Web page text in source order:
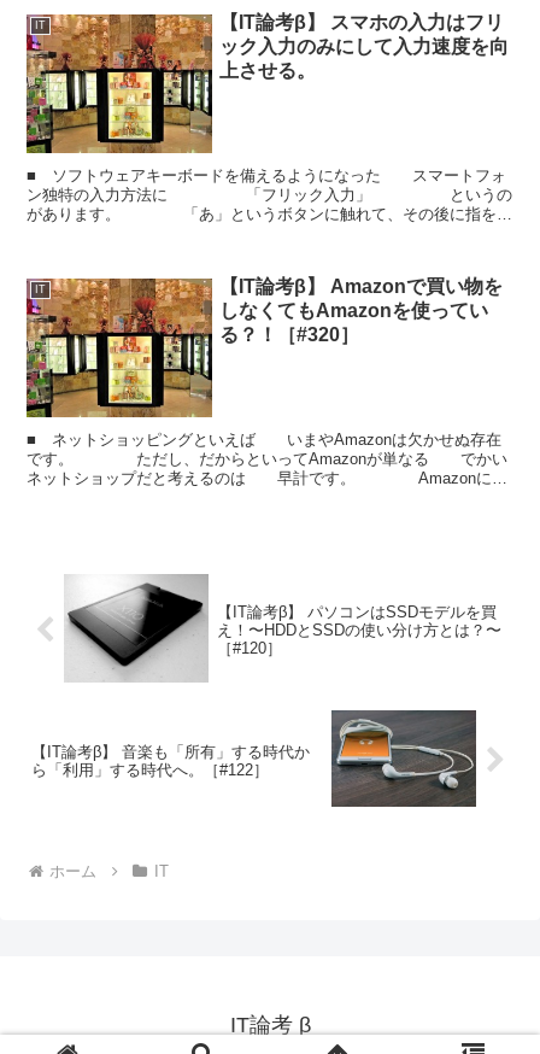
IT
【IT論考β】 スマホの入力はフリ
ック入力のみにして入力速度を向
上させる。
■ ソフトウェアキーボードを備えるようになった スマートフォ
ン独特の入力方法に 「フリック入力」 というの
があります。 「あ」というボタンに触れて、その後に指を上
IT
【IT論考β】 Amazonで買い物を
しなくてもAmazonを使ってい
る？！［#320］
■ ネットショッピングといえば いまやAmazonは欠かせぬ存在
です。 ただし、だからといってAmazonが単なる でかい
ネットショップだと考えるのは 早計です。 Amazonには
【IT論考β】 パソコンはSSDモデルを買
え！〜HDDとSSDの使い分け方とは？〜
［#120］
【IT論考β】 音楽も「所有」する時代か
ら「利用」する時代へ。［#122］
ホーム IT
IT論考 β